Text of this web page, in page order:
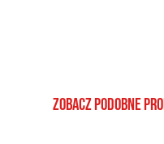
Zobacz podobne